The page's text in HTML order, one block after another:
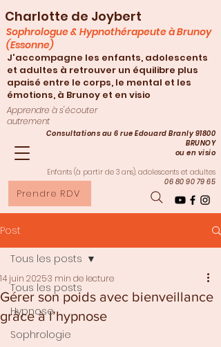
Charlotte de Joybert
Consultations au 6 rue Edouard Branly 91800
BRUNOY
ou en visio
Enfants (à partir de 3 ans), adolescents et adultes
06 80 90 79 65
Apprendre à s'écouter
autrement
Prendre RDV
Sophrologue & Hypnothérapeute à Brunoy
(Essonne)
J'accompagne les enfants, adolescents
et adultes à retrouver un équilibre plus
apaisé entre le corps, le mental et les
émotions, à Brunoy et en visio
Post
Tous les posts
Hypnose
Sophrologie
Tous les posts
Gérer son poids avec bienveillance
grâce à l’hypnose
14 juin 20253 min de lecture